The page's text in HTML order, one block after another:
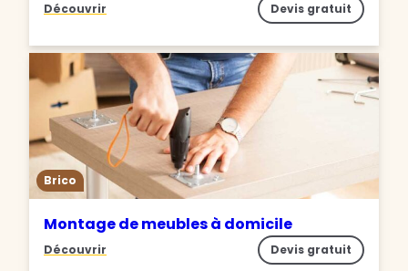
Découvrir Devis gratuit
Brico
Montage de meubles à domicile
Découvrir Devis gratuit